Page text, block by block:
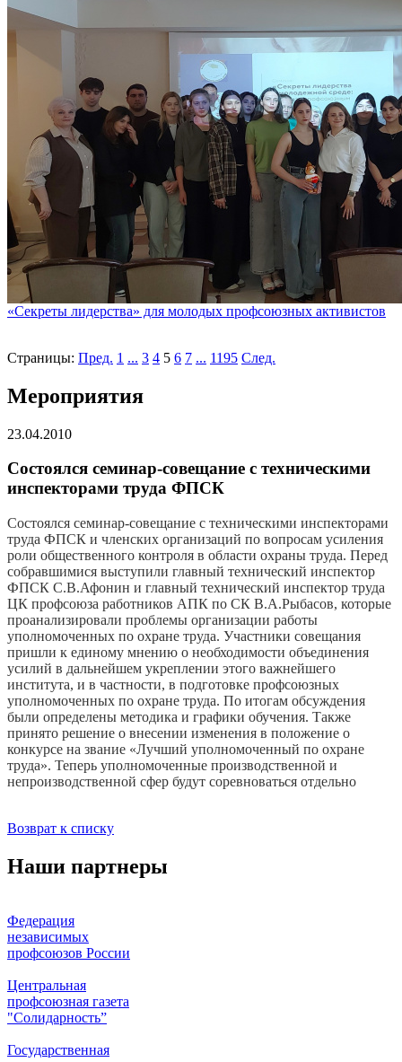
«Секреты лидерства» для молодых профсоюзных активистов
Страницы: Пред. 1 ... 3 4 5 6 7 ... 1195 След.
Мероприятия
23.04.2010
Состоялся семинар-совещание с техническими
инспекторами труда ФПСК
Состоялся семинар-совещание с техническими инспекторами
труда ФПСК и членских организаций по вопросам усиления
роли общественного контроля в области охраны труда. Перед
собравшимися выступили главный технический инспектор
ФПСК С.В.Афонин и главный технический инспектор труда
ЦК профсоюза работников АПК по СК В.А.Рыбасов, которые
проанализировали проблемы организации работы
уполномоченных по охране труда. Участники совещания
пришли к единому мнению о необходимости объединения
усилий в дальнейшем укреплении этого важнейшего
института, и в частности, в подготовке профсоюзных
уполномоченных по охране труда. По итогам обсуждения
были определены методика и графики обучения. Также
принято решение о внесении изменения в положение о
конкурсе на звание «Лучший уполномоченный по охране
труда». Теперь уполномоченные производственной и
непроизводственной сфер будут соревноваться отдельно
Возврат к списку
Наши партнеры
Федерация
независимых
профсоюзов России
Центральная
профсоюзная газета
"Солидарность”
Государственная